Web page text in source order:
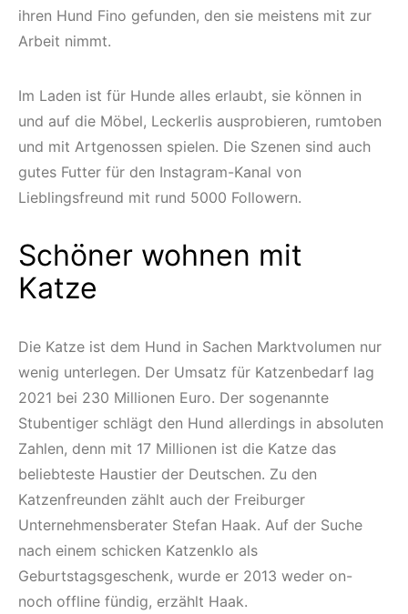
ihren Hund Fino gefunden, den sie meistens mit zur
Arbeit nimmt.
Im Laden ist für Hunde alles erlaubt, sie können in
und auf die Möbel, Leckerlis ausprobieren, rumtoben
und mit Artgenossen spielen. Die Szenen sind auch
gutes Futter für den Instagram-Kanal von
Lieblingsfreund mit rund 5000 Followern.
Schöner wohnen mit
Katze
Die Katze ist dem Hund in Sachen Marktvolumen nur
wenig unterlegen. Der Umsatz für Katzenbedarf lag
2021 bei 230 Millionen Euro. Der sogenannte
Stubentiger schlägt den Hund allerdings in absoluten
Zahlen, denn mit 17 Millionen ist die Katze das
beliebteste Haustier der Deutschen. Zu den
Katzenfreunden zählt auch der Freiburger
Unternehmensberater Stefan Haak. Auf der Suche
nach einem schicken Katzenklo als
Geburtstagsgeschenk, wurde er 2013 weder on-
noch offline fündig, erzählt Haak.